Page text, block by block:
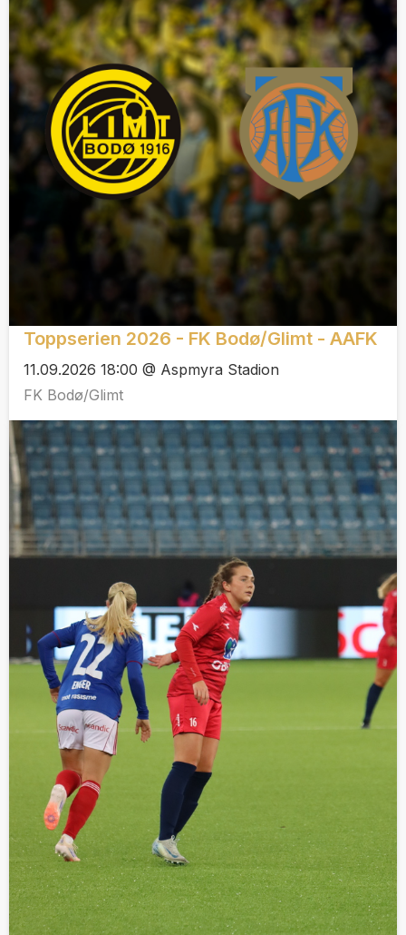
Toppserien 2026 - FK Bodø/Glimt - AAFK
11.09.2026 18:00 @ Aspmyra Stadion
FK Bodø/Glimt